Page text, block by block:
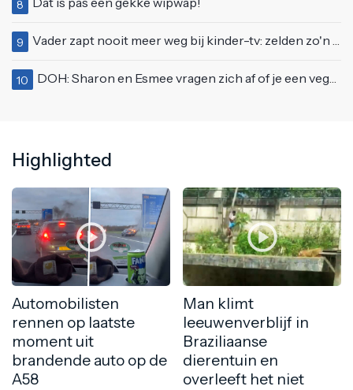
8
9 Vader zapt nooit meer weg bij kinder-tv: zelden zo'n 'beweeglijke' kikker gezien
10 DOH: Sharon en Esmee vragen zich af of je een vegetariër bent als je kip eet
Highlighted
Automobilisten
rennen op laatste
moment uit
brandende auto op de
A58
Man klimt
leeuwenverblijf in
Braziliaanse
dierentuin en
overleeft het niet